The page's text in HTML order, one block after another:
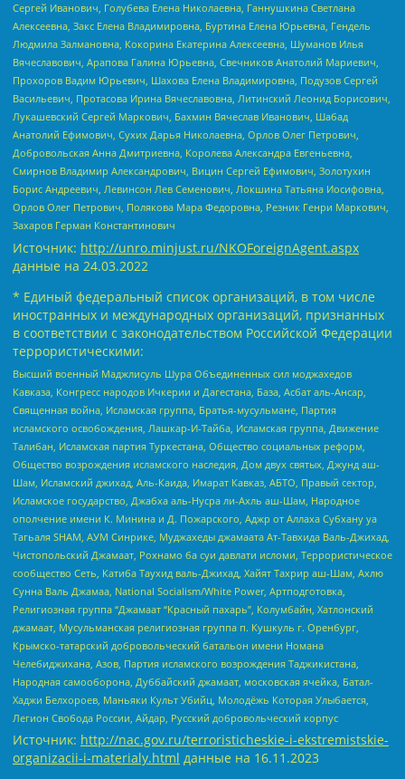
Сергей Иванович, Голубева Елена Николаевна, Ганнушкина Светлана
Алексеевна, Закс Елена Владимировна, Буртина Елена Юрьевна, Гендель
Людмила Залмановна, Кокорина Екатерина Алексеевна, Шуманов Илья
Вячеславович, Арапова Галина Юрьевна, Свечников Анатолий Мариевич,
Прохоров Вадим Юрьевич, Шахова Елена Владимировна, Подузов Сергей
Васильевич, Протасова Ирина Вячеславовна, Литинский Леонид Борисович,
Лукашевский Сергей Маркович, Бахмин Вячеслав Иванович, Шабад
Анатолий Ефимович, Сухих Дарья Николаевна, Орлов Олег Петрович,
Добровольская Анна Дмитриевна, Королева Александра Евгеньевна,
Смирнов Владимир Александрович, Вицин Сергей Ефимович, Золотухин
Борис Андреевич, Левинсон Лев Семенович, Локшина Татьяна Иосифовна,
Орлов Олег Петрович, Полякова Мара Федоровна, Резник Генри Маркович,
Захаров Герман Константинович
Источник: http://unro.minjust.ru/NKOForeignAgent.aspx
данные на 24.03.2022
* Единый федеральный список организаций, в том числе
иностранных и международных организаций, признанных
в соответствии с законодательством Российской Федерации
террористическими:
Высший военный Маджлисуль Шура Объединенных сил моджахедов
Кавказа, Конгресс народов Ичкерии и Дагестана, База, Асбат аль-Ансар,
Священная война, Исламская группа, Братья-мусульмане, Партия
исламского освобождения, Лашкар-И-Тайба, Исламская группа, Движение
Талибан, Исламская партия Туркестана, Общество социальных реформ,
Общество возрождения исламского наследия, Дом двух святых, Джунд аш-
Шам, Исламский джихад, Аль-Каида, Имарат Кавказ, АБТО, Правый сектор,
Исламское государство, Джабха аль-Нусра ли-Ахль аш-Шам, Народное
ополчение имени К. Минина и Д. Пожарского, Аджр от Аллаха Субхану уа
Тагьаля SHAM, АУМ Синрике, Муджахеды джамаата Ат-Тавхида Валь-Джихад,
Чистопольский Джамаат, Рохнамо ба суи давлати исломи, Террористическое
сообщество Сеть, Катиба Таухид валь-Джихад, Хайят Тахрир аш-Шам, Ахлю
Сунна Валь Джамаа, National Socialism/White Power, Артподготовка,
Религиозная группа “Джамаат “Красный пахарь”, Колумбайн, Хатлонский
джамаат, Мусульманская религиозная группа п. Кушкуль г. Оренбург,
Крымско-татарский добровольческий батальон имени Номана
Челебиджихана, Азов, Партия исламского возрождения Таджикистана,
Народная самооборона, Дуббайский джамаат, московская ячейка, Батал-
Хаджи Белхороев, Маньяки Культ Убийц, Молодёжь Которая Улыбается,
Легион Свобода России, Айдар, Русский добровольческий корпус
Источник: http://nac.gov.ru/terroristicheskie-i-ekstremistskie-
organizacii-i-materialy.html данные на 16.11.2023